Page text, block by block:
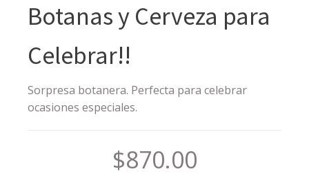
Botanas y Cerveza para
Celebrar!!
Sorpresa botanera. Perfecta para celebrar
ocasiones especiales.
$870.00